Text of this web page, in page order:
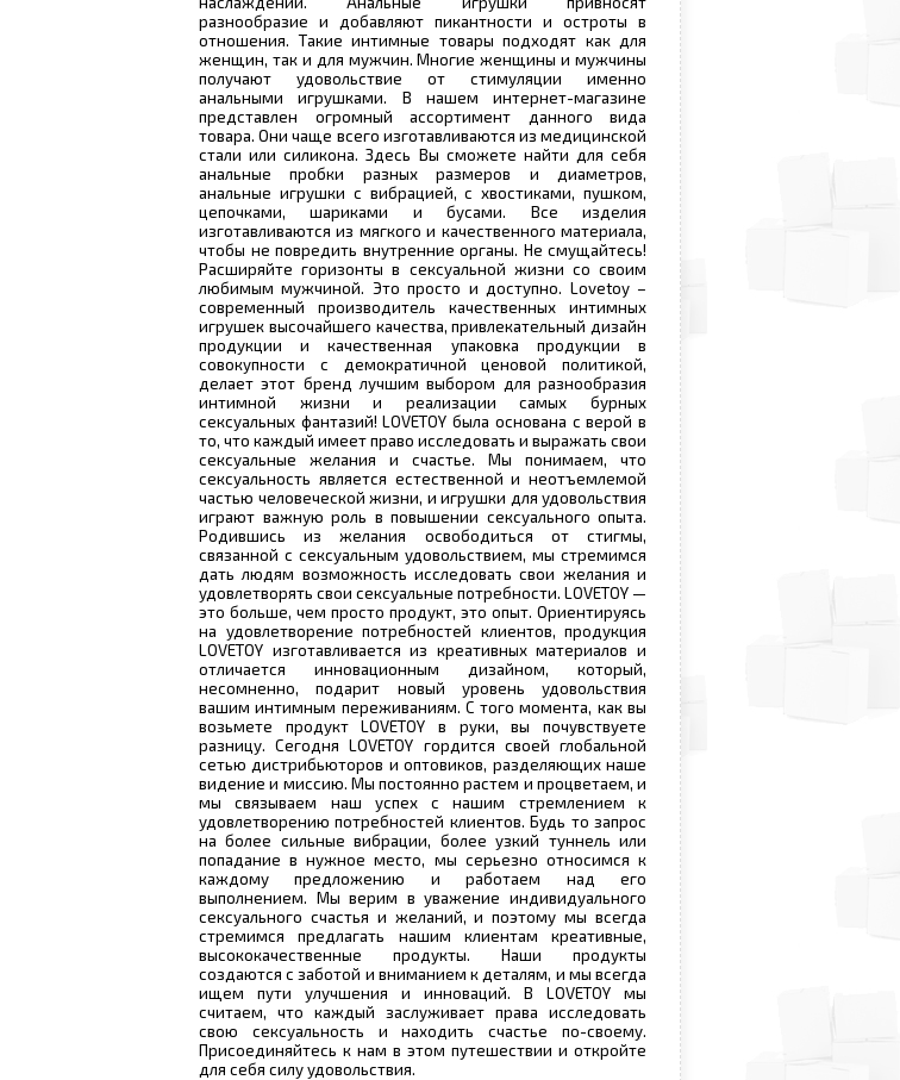
разнообразие и добавляют пикантности и остроты в
отношения. Такие интимные товары подходят как для
женщин, так и для мужчин. Многие женщины и мужчины
получают удовольствие от стимуляции именно
анальными игрушками. В нашем интернет-магазине
представлен огромный ассортимент данного вида
товара. Они чаще всего изготавливаются из медицинской
стали или силикона. Здесь Вы сможете найти для себя
анальные пробки разных размеров и диаметров,
анальные игрушки с вибрацией, с хвостиками, пушком,
цепочками, шариками и бусами. Все изделия
изготавливаются из мягкого и качественного материала,
чтобы не повредить внутренние органы. Не смущайтесь!
Расширяйте горизонты в сексуальной жизни со своим
любимым мужчиной. Это просто и доступно. Lovetoy –
современный производитель качественных интимных
игрушек высочайшего качества, привлекательный дизайн
продукции и качественная упаковка продукции в
совокупности с демократичной ценовой политикой,
делает этот бренд лучшим выбором для разнообразия
интимной жизни и реализации самых бурных
сексуальных фантазий! LOVETOY была основана с верой в
то, что каждый имеет право исследовать и выражать свои
сексуальные желания и счастье. Мы понимаем, что
сексуальность является естественной и неотъемлемой
частью человеческой жизни, и игрушки для удовольствия
играют важную роль в повышении сексуального опыта.
Родившись из желания освободиться от стигмы,
связанной с сексуальным удовольствием, мы стремимся
дать людям возможность исследовать свои желания и
удовлетворять свои сексуальные потребности. LOVETOY —
это больше, чем просто продукт, это опыт. Ориентируясь
на удовлетворение потребностей клиентов, продукция
LOVETOY изготавливается из креативных материалов и
отличается инновационным дизайном, который,
несомненно, подарит новый уровень удовольствия
вашим интимным переживаниям. С того момента, как вы
возьмете продукт LOVETOY в руки, вы почувствуете
разницу. Сегодня LOVETOY гордится своей глобальной
сетью дистрибьюторов и оптовиков, разделяющих наше
видение и миссию. Мы постоянно растем и процветаем, и
мы связываем наш успех с нашим стремлением к
удовлетворению потребностей клиентов. Будь то запрос
на более сильные вибрации, более узкий туннель или
попадание в нужное место, мы серьезно относимся к
каждому предложению и работаем над его
выполнением. Мы верим в уважение индивидуального
сексуального счастья и желаний, и поэтому мы всегда
стремимся предлагать нашим клиентам креативные,
высококачественные продукты. Наши продукты
создаются с заботой и вниманием к деталям, и мы всегда
ищем пути улучшения и инноваций. В LOVETOY мы
считаем, что каждый заслуживает права исследовать
свою сексуальность и находить счастье по-своему.
Присоединяйтесь к нам в этом путешествии и откройте
для себя силу удовольствия.